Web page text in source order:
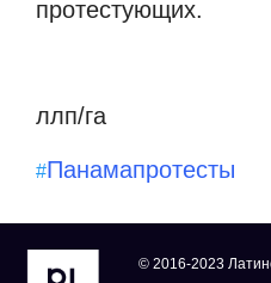
протестующих.
ллп/га
#Панамапротесты
© 2016-2023